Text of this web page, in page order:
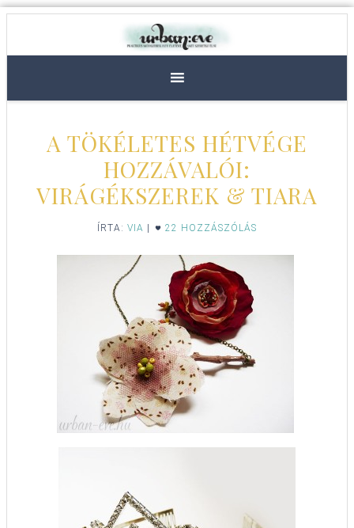
A TÖKÉLETES HÉTVÉGE
HOZZÁVALÓI:
VIRÁGÉKSZEREK & TIARA
ÍRTA: VIA 22 HOZZÁSZÓLÁS